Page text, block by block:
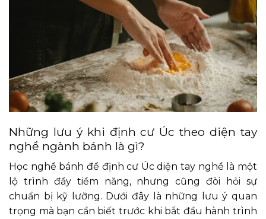
Những lưu ý khi định cư Úc theo diện tay
nghề ngành bánh là gì?
Học nghề bánh để định cư Úc diện tay nghề là một
lộ trình đầy tiềm năng, nhưng cũng đòi hỏi sự
chuẩn bị kỹ lưỡng. Dưới đây là những lưu ý quan
trọng mà bạn cần biết trước khi bắt đầu hành trình